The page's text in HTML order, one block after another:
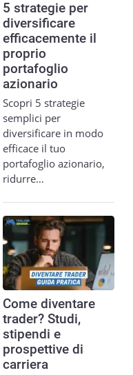
5 strategie per
diversificare
efficacemente il
proprio
portafoglio
azionario
Scopri 5 strategie
semplici per
diversificare in modo
efficace il tuo
portafoglio azionario,
ridurre…
Come diventare
trader? Studi,
stipendi e
prospettive di
carriera